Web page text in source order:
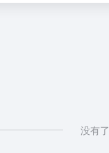
没有了